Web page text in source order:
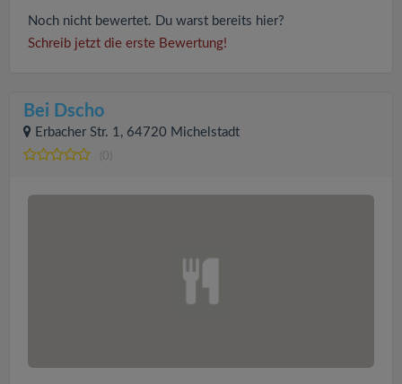
Noch nicht bewertet. Du warst bereits hier?
Schreib jetzt die erste Bewertung!
Bei Dscho
Erbacher Str. 1, 64720 Michelstadt
(0)